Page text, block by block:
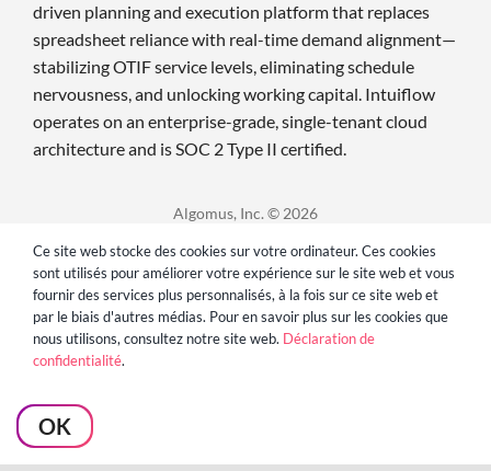
driven planning and execution platform that replaces
spreadsheet reliance with real-time demand alignment—
stabilizing OTIF service levels, eliminating schedule
nervousness, and unlocking working capital. Intuiflow
operates on an enterprise-grade, single-tenant cloud
architecture and is SOC 2 Type II certified.
Algomus, Inc. © 2026
Déclaration de confidentialité
Ce site web stocke des cookies sur votre ordinateur. Ces cookies
sont utilisés pour améliorer votre expérience sur le site web et vous
fournir des services plus personnalisés, à la fois sur ce site web et
par le biais d'autres médias. Pour en savoir plus sur les cookies que
nous utilisons, consultez notre site web. Déclaration de
confidentialité.
OK